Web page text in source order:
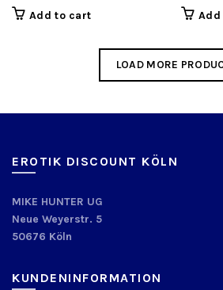
Add to cart
LOAD MORE
EROTIK DISCOUNT KÖLN
MIKE HUNTER UG
Neue Weyerstr. 5
50676 Köln
KUNDENINFORMATION